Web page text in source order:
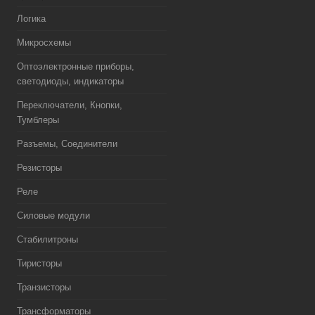
Логика
Микросхемы
Оптоэлектронные приборы,
светодиоды, индикаторы
Переключатели, Кнопки,
Тумблеры
Разъемы, Соединители
Резисторы
Реле
Силовые модули
Стабилитроны
Тиристоры
Транзисторы
Трансформаторы